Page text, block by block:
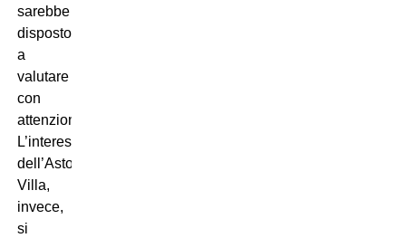
sarebbe
disposto
a
valutare
con
attenzione.
L’interesse
dell’Aston
Villa,
invece,
si